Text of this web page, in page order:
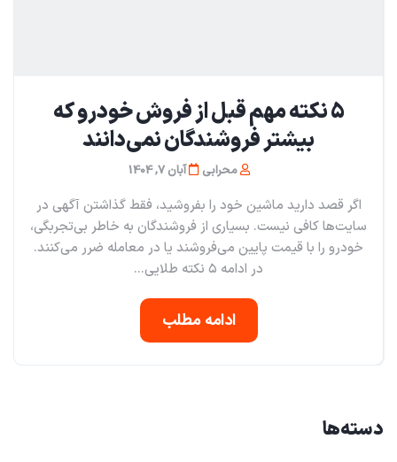
۵ نکته مهم قبل از فروش خودرو که
بیشتر فروشندگان نمی‌دانند
محرابی آبان 7, 1404
اگر قصد دارید ماشین خود را بفروشید، فقط گذاشتن آگهی در
سایت‌ها کافی نیست. بسیاری از فروشندگان به خاطر بی‌تجربگی،
خودرو را با قیمت پایین می‌فروشند یا در معامله ضرر می‌کنند.
در ادامه ۵ نکته طلایی...
ادامه مطلب
دسته‌ها